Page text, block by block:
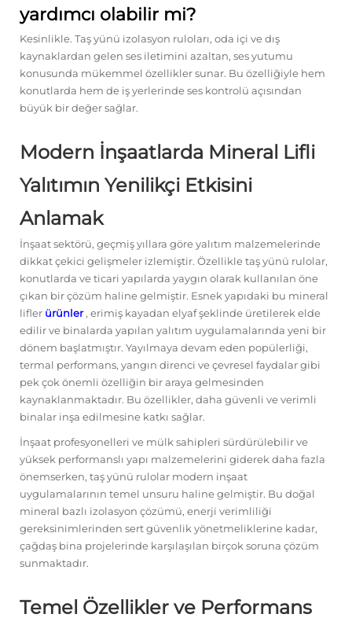
yardımcı olabilir mi?
Kesinlikle. Taş yünü izolasyon ruloları, oda içi ve dış
kaynaklardan gelen ses iletimini azaltan, ses yutumu
konusunda mükemmel özellikler sunar. Bu özelliğiyle hem
konutlarda hem de iş yerlerinde ses kontrolü açısından
büyük bir değer sağlar.
Modern İnşaatlarda Mineral Lifli
Yalıtımın Yenilikçi Etkisini
Anlamak
İnşaat sektörü, geçmiş yıllara göre yalıtım malzemelerinde
dikkat çekici gelişmeler izlemiştir. Özellikle taş yünü rulolar,
konutlarda ve ticari yapılarda yaygın olarak kullanılan öne
çıkan bir çözüm haline gelmiştir. Esnek yapıdaki bu mineral
lifler ürünler, erimiş kayadan elyaf şeklinde üretilerek elde
edilir ve binalarda yapılan yalıtım uygulamalarında yeni bir
dönem başlatmıştır. Yayılmaya devam eden popülerliği,
termal performans, yangın direnci ve çevresel faydalar gibi
pek çok önemli özelliğin bir araya gelmesinden
kaynaklanmaktadır. Bu özellikler, daha güvenli ve verimli
binalar inşa edilmesine katkı sağlar.
İnşaat profesyonelleri ve mülk sahipleri sürdürülebilir ve
yüksek performanslı yapı malzemelerini giderek daha fazla
önemserken, taş yünü rulolar modern inşaat
uygulamalarının temel unsuru haline gelmiştir. Bu doğal
mineral bazlı izolasyon çözümü, enerji verimliliği
gereksinimlerinden sert güvenlik yönetmeliklerine kadar,
çağdaş bina projelerinde karşılaşılan birçok soruna çözüm
sunmaktadır.
Temel Özellikler ve Performans